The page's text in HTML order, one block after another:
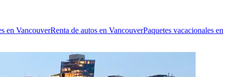
en VancouverRenta de autos en VancouverPaquetes vacacionales en